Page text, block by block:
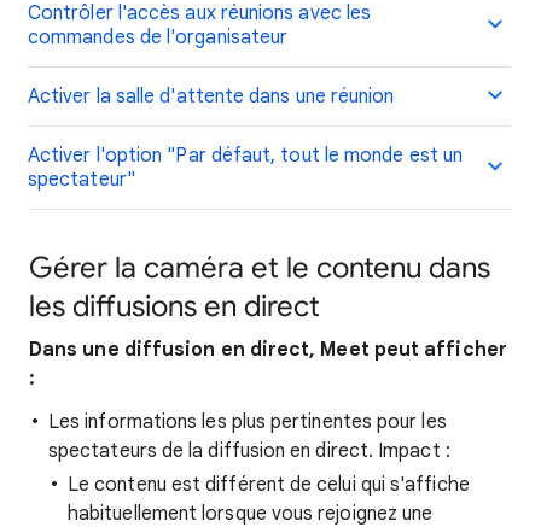
Contrôler l'accès aux réunions avec les
commandes de l'organisateur
Activer la salle d'attente dans une réunion
Activer l'option "Par défaut, tout le monde est un
spectateur"
Gérer la caméra et le contenu dans
les diffusions en direct
Dans une diffusion en direct, Meet peut afficher
:
Les informations les plus pertinentes pour les
spectateurs de la diffusion en direct. Impact :
Le contenu est différent de celui qui s'affiche
habituellement lorsque vous rejoignez une